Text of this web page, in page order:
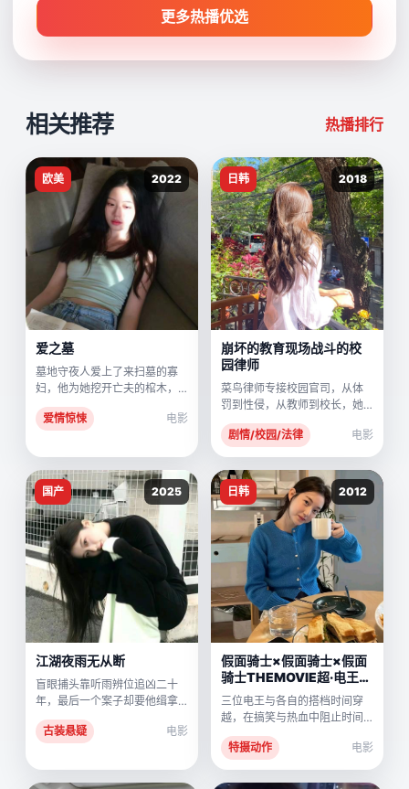
更多热播优选
相关推荐 热播排行
2022
欧美
爱之墓
墓地守夜人爱上了来扫墓的寡
妇，他为她挖开亡夫的棺木，
却发现里面葬着另一个自己。
爱情惊悚
电影
2018
日韩
崩坏的教育现场战斗的校
园律师
菜鸟律师专接校园官司，从体
罚到性侵，从教师到校长，她
要把整个烂透的系统告上法
庭。
剧情/校园/法律 电影
2025
国产
江湖夜雨无从断
盲眼捕头靠听雨辨位追凶二十
年，最后一个案子却要他缉拿
二十年前救他的恩人。
古装悬疑
电影
2012
日韩
假面骑士×假面骑士×假面
骑士THEMOVIE超·电王三
部曲
三位电王与各自的搭档时间穿
越，在搞笑与热血中阻止时间
列车暴走。
特摄动作
电影